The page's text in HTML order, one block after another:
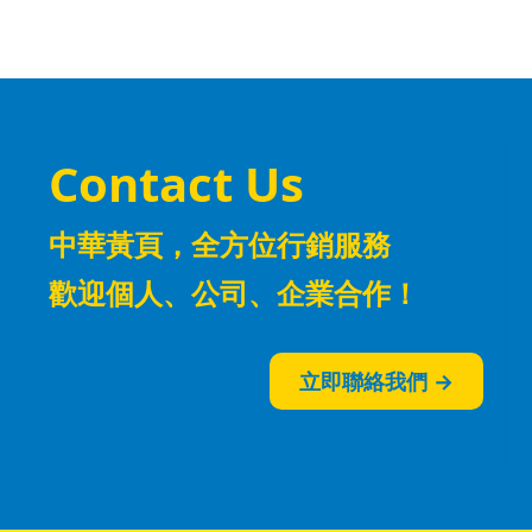
Contact Us
中華黃頁，全方位行銷服務
歡迎個人、公司、企業合作！
立即聯絡我們 →